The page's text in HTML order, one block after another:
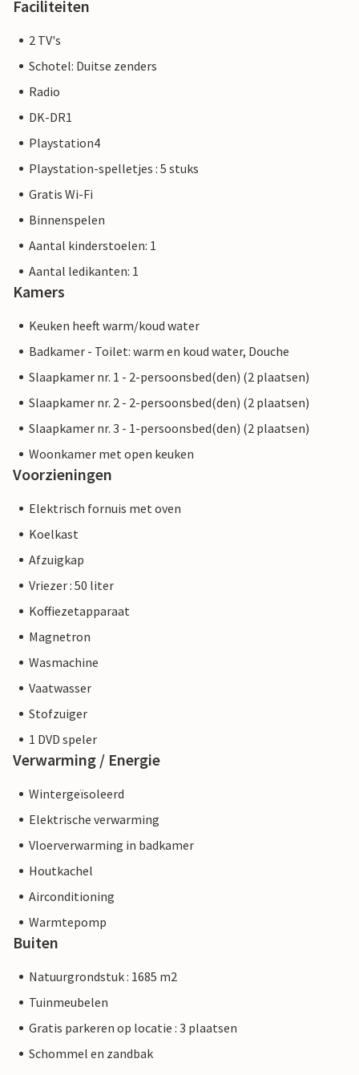
Faciliteiten
2 TV's
Schotel: Duitse zenders
Radio
DK-DR1
Playstation4
Playstation-spelletjes : 5 stuks
Gratis Wi-Fi
Binnenspelen
Aantal kinderstoelen: 1
Aantal ledikanten: 1
Kamers
Keuken heeft warm/koud water
Badkamer - Toilet: warm en koud water, Douche
Slaapkamer nr. 1 - 2-persoonsbed(den) (2 plaatsen)
Slaapkamer nr. 2 - 2-persoonsbed(den) (2 plaatsen)
Slaapkamer nr. 3 - 1-persoonsbed(den) (2 plaatsen)
Woonkamer met open keuken
Voorzieningen
Elektrisch fornuis met oven
Koelkast
Afzuigkap
Vriezer : 50 liter
Koffiezetapparaat
Magnetron
Wasmachine
Vaatwasser
Stofzuiger
1 DVD speler
Verwarming / Energie
Wintergeïsoleerd
Elektrische verwarming
Vloerverwarming in badkamer
Houtkachel
Airconditioning
Warmtepomp
Buiten
Natuurgrondstuk : 1685 m2
Tuinmeubelen
Gratis parkeren op locatie : 3 plaatsen
Schommel en zandbak